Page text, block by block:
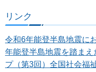
リンク
令和6年能登半島地震に
年能登半島地震を踏ま
プ（第3回）全国社会福